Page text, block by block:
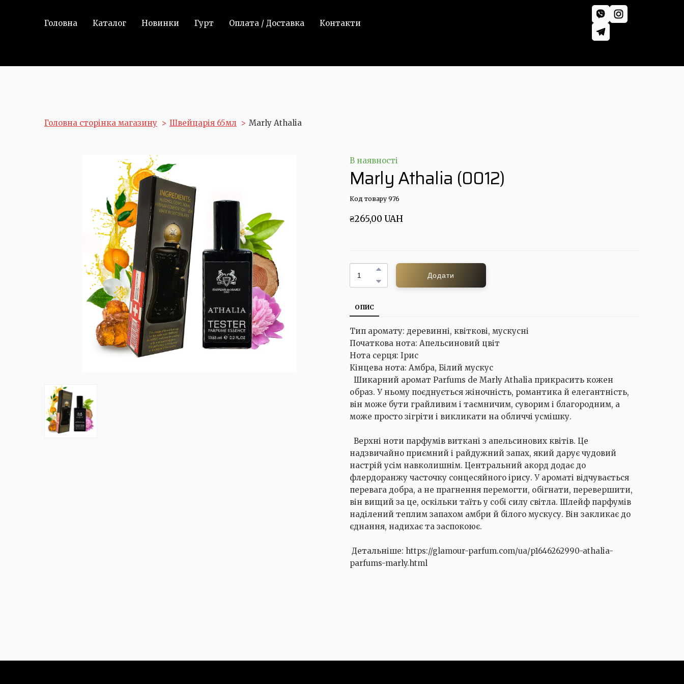
Головна Каталог Новинки Гурт Оплата / Доставка Контакти
Головна сторінка магазину Швейцарія 65мл Marly Athalia
В наявності
Marly Athalia (0012)
Код товару 976
₴265,00 UAH
Додати
ОПИС
Тип аромату: деревинні, квіткові, мускусні
Початкова нота: Апельсиновий цвіт
Нота серця: Ірис
Кінцева нота: Амбра, Білий мускус
Шикарний аромат Parfums de Marly Athalia прикрасить кожен
образ. У ньому поєднується жіночність, романтика й елегантність,
він може бути грайливим і таємничим, суворим і благородним, а
може просто зігріти і викликати на обличчі усмішку.
Верхні ноти парфумів виткані з апельсинових квітів. Це
надзвичайно приємний і райдужний запах, який дарує чудовий
настрій усім навколишнім. Центральний акорд додає до
флердоранжу часточку сонцесяйного ірису. У ароматі відчувається
перевага добра, а не прагнення перемогти, обігнати, перевершити,
він вищий за це, оскільки таїть у собі силу світла. Шлейф парфумів
наділений теплим запахом амбри й білого мускусу. Він закликає до
єднання, надихає та заспокоює.
Детальніше: https://glamour-parfum.com/ua/p1646262990-athalia-
parfums-marly.html